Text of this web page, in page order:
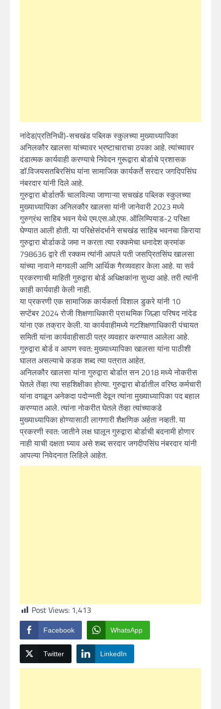
नांदेड(प्रतिनिधी)-सचखंड पब्लिक स्कुलच्या मुख्याध्यापिका
अनिलकौर खालसा यांच्यावर भ्रष्टाचाराचा ठपका आहे. त्यांच्यावर
दंडात्मक कार्यवाही करण्याचे निवेदन गुरूद्वारा बोर्डाचे प्रशासक
डॉ.विजयसतबिरसिंघ यांना सामाजिक कार्यकर्ते सरदार जगदिपसिंघ
नंबरदार यांनी दिले आहे.
गुरुद्वारा बोर्डातर्फे चालविल्या जाणाऱ्या सचखंड पब्लिक स्कुलच्या
मुख्याध्यापिका अनिलकौर खालसा यांनी जानेवारी 2023 मध्ये
गुरुग्रंथ साहिब भवन येथे एम.एस.ओ.एफ. ऑलिम्पियाड-2 परिक्षा
घेण्यात आली होती. या परिक्षेसंदर्भाने सचखंड साहिब भवनचा किराया
गुरुद्वारा बोर्डाकडे जमा न करता त्या रक्कमेचा धनादेश क्रमांक
798636 द्वारे ती रक्कम त्यांनी आपले पती जसप्रितसिंघ खालसा
यांच्या नावाने मागवली आणि आर्थिक गैरव्यवहार केला आहे. या सर्व
प्रकरणाची माहिती गुरुद्वारा बोर्ड अधिक्षकांना सुध्दा आहे. तरी त्यांनी
काही कार्यवाही केली नाही.
या प्रकरणी एक सामाजिक कार्यकर्ता विशाल डुकरे यांनी 10
सप्टेंबर 2024 रोजी शिक्षणाधिकारी प्राथमिक जिल्हा परिषद नांदेड
यांना एक तक्रार केली. या कार्यवाहीमध्ये गटशिक्षणाधिकारी पंचायत
समिती यांना कार्यवाहीसाठी पत्र व्यवहार करण्यात आलेला आहे.
गुरुद्वारा बोर्ड व आपण स्वत: मुख्याध्यापिका खालसा यांना पाठीशी
घालत असल्याचे कडक शब्द त्या पत्रात आहेत.
अनिलकौर खालसा यांना गुरुद्वारा बोर्डात सन 2018 मध्ये नोकरीस
घेतले तेंव्हा त्या सहशिक्षीका होत्या. गुरुद्वारा बोर्डातील वरिष्ठ कर्मचारी
यांना वगळून अनेकदा पदोन्नती देवून त्यांना मुख्याध्यापिका पद बहाल
करण्यात आले. त्यांना नोकरीत घेतले तेंव्हा त्यांच्याकडे
मुख्याध्यापिका होण्यासाठी लागणारी शैक्षणिक अर्हता नव्हती. या
प्रकरणी स्वत: जातीने लक्ष घालून गुरुद्वारा बोर्डाची बदनामी होणार
नाही याची दक्षता घ्याव असे शब्द सरदार जगदीपसिंघ नंबरदार यांनी
आपल्या निवेदनात लिहिले आहेत.
Post Views: 1,413
Facebook WhatsApp
Twitter LinkedIn